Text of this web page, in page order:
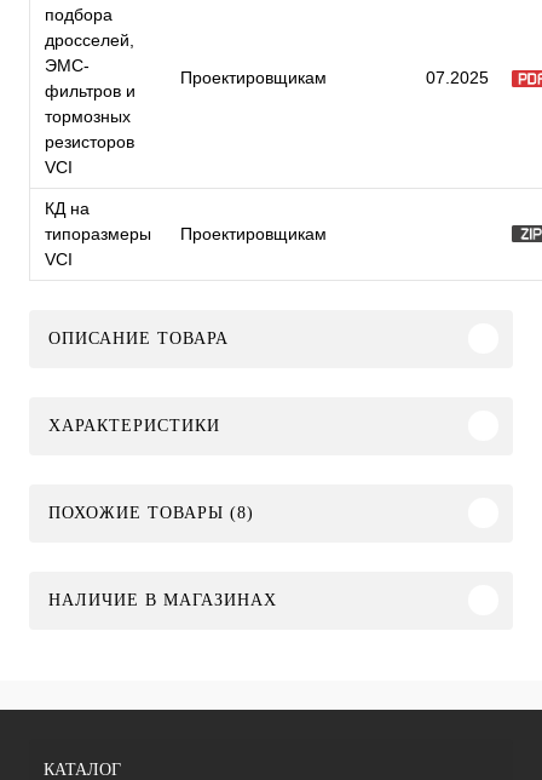
подбора
дросселей,
ЭМС-
фильтров и
тормозных
резисторов
VCI
Проектировщикам 07.2025
КД на
типоразмеры
VCI
Проектировщикам
ОПИСАНИЕ ТОВАРА
ХАРАКТЕРИСТИКИ
ПОХОЖИЕ ТОВАРЫ (8)
НАЛИЧИЕ В МАГАЗИНАХ
КАТАЛОГ